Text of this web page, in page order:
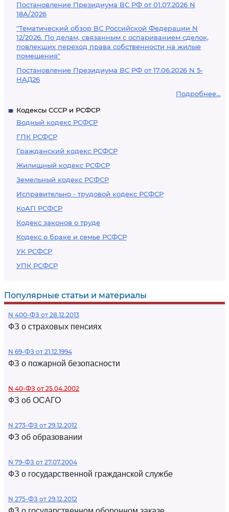
Постановление Президиума ВС РФ от 01.07.2026 N
18А/2026
"Тематический обзор ВС Российской Федерации N
12/2026. По делам, связанным с оспариванием сделок,
повлекших переход права собственности на жилые
помещения"
Постановление Президиума ВС РФ от 17.06.2026 N 5-
НАД26
Подробнее...
Кодексы СССР и РСФСР
Водный кодекс РСФСР
ГПК РСФСР
Гражданский кодекс РСФСР
Жилищный кодекс РСФСР
Земельный кодекс РСФСР
Исправительно - трудовой кодекс РСФСР
КоАП РСФСР
Кодекс законов о труде
Кодекс о браке и семье РСФСР
УК РСФСР
УПК РСФСР
Популярные статьи и материалы
N 400-ФЗ от 28.12.2013
ФЗ о страховых пенсиях
N 69-ФЗ от 21.12.1994
ФЗ о пожарной безопасности
N 40-ФЗ от 25.04.2002
ФЗ об ОСАГО
N 273-ФЗ от 29.12.2012
ФЗ об образовании
N 79-ФЗ от 27.07.2004
ФЗ о государственной гражданской службе
N 275-ФЗ от 29.12.2012